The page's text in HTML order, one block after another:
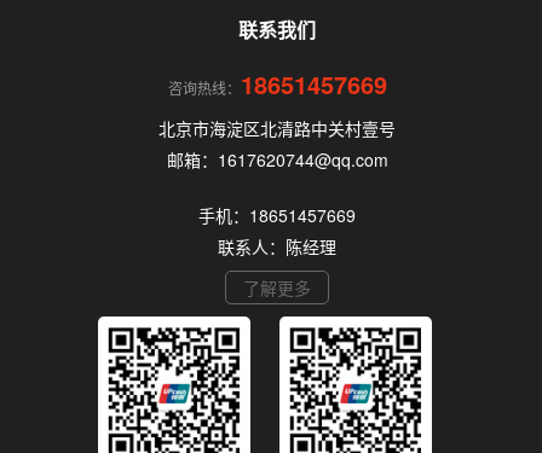
联系我们
咨询热线： 18651457669
北京市海淀区北清路中关村壹号
邮箱：1617620744@qq.com
手机：18651457669
联系人：陈经理
了解更多